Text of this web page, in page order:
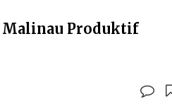
Malinau Produktif